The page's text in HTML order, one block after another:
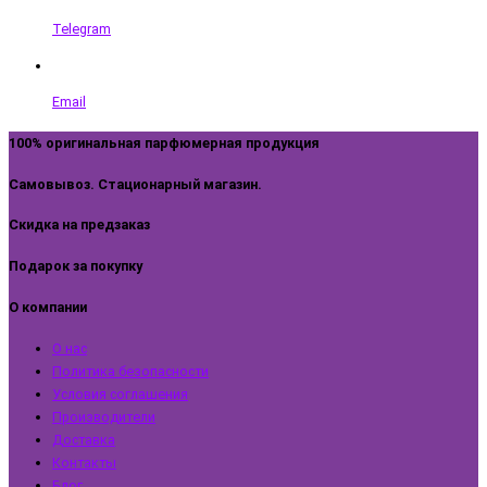
Telegram
Email
100% оригинальная парфюмерная продукция
Самовывоз. Стационарный магазин.
Скидка на предзаказ
Подарок за покупку
О компании
О нас
Политика безопасности
Условия соглашения
Производители
Доставка
Контакты